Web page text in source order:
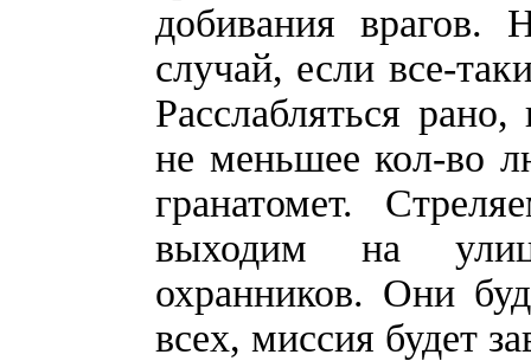
добивания врагов.
случай, если все-
Расслабляться
не меньшее кол-во
гранатомет.
выходим на
охранников. Они
всех, миссия будет